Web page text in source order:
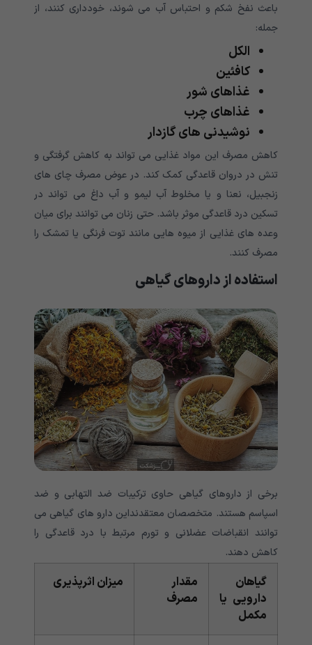
باعث نفخ شکم و احتباس آب می شوند، خودداری کنند، از
جمله:
الکل
کافئین
غذاهای شور
غذاهای چرب
نوشیدنی های گازدار
کاهش مصرف این مواد غذایی می تواند به کاهش گرفتگی و
تنش در دروان قاعدگی کمک کند. در عوض مصرف چای های
زنجبیل، نعنا و یا مخلوط آب لیمو و آب داغ می تواند در
تسکین درد قاعدگی موثر باشد. حتی زنان می توانند برای میان
وعده های غذایی از میوه هایی مانند توت فرنگی یا تمشک را
مصرف کنند.
استفاده از داروهای گیاهی
برخی از داروهای گیاهی حاوی ترکیبات ضد التهابی و ضد
اسپاسم هستند. متخصصان معتقدنداین دارو های گیاهی می
توانند انقباضات عضلانی و تورم مرتبط با درد قاعدگی را
کاهش دهند.
گیاهان
دارویی یا
مکمل
مقدار
مصرف
میزان اثرپذیری